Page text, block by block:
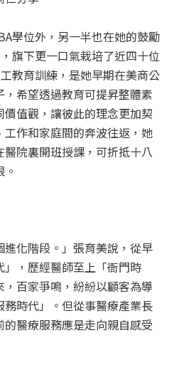
學位外，另一半也在她的鼓勵
旗下更一口氣栽培了近四十位
教育訓練，是她早期在美商公
希望透過教育可提昇整體素
值觀，讓彼此的理念更加契
作和家庭間的奔波往返，她
院裏開班授課，可折抵十八
進化階段。」張育美說，從早
，歷經醫師至上「衙門時
百家爭鳴，紛紛以顧客為導
時代」。但從事醫療產業長
醫療服務應是走向親自感受